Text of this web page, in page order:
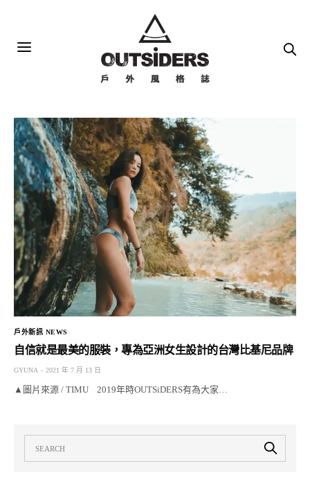
戶外新訊 NEWS
自信就是最美的服裝，專為亞洲女生設計的台灣比基尼品牌
GYUNA 2021 年 7 月 13 日
▲圖片來源 / TIMU 2019年時OUTSiDERS有為大家…